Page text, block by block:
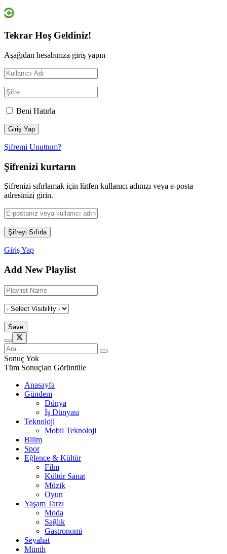
Tekrar Hoş Geldiniz!
Aşağıdan hesabınıza giriş yapın
Beni Hatırla
Şifremi Unuttum?
Şifrenizi kurtarın
Şifrenizi sıfırlamak için lütfen kullanıcı adınızı veya e-posta
adresinizi girin.
Giriş Yap
Add New Playlist
Sonuç Yok
Tüm Sonuçları Görüntüle
Anasayfa
Gündem
Dünya
İş Dünyası
Teknoloji
Mobil Teknoloji
Bilim
Spor
Eğlence & Kültür
Film
Kültür Sanat
Müzik
Oyun
Yaşam Tarzı
Moda
Sağlık
Gastronomi
Seyahat
Münih